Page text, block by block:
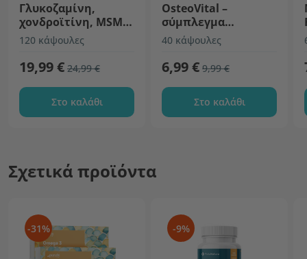
Γλυκοζαμίνη,
χονδροϊτίνη, MSM
και υαλουρονικό
120 κάψουλες
19,99 € 24,99 €
Στο καλάθι
OsteoVital –
σύμπλεγμα
οστεΐνης,
ασβεστίου και
φωσφόρου
40 κάψουλες
6,99 € 9,99 €
Στο καλάθι
Σχετικά προϊόντα
-31% -9%